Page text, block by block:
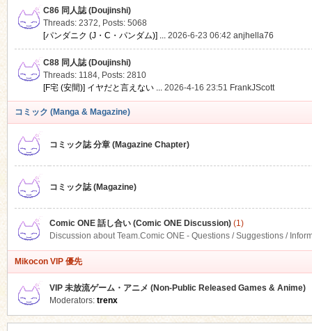
C86 同人誌 (Doujinshi)
Threads: 2372, Posts: 5068
[パンダニク (J・C・パンダム)] ... 2026-6-23 06:42 anjhella76
C88 同人誌 (Doujinshi)
Threads: 1184, Posts: 2810
[F宅 (安間)] イヤだと言えない ... 2026-4-16 23:51 FrankJScott
コミック (Manga & Magazine)
コミック誌 分章 (Magazine Chapter)
コミック誌 (Magazine)
Comic ONE 話し合い (Comic ONE Discussion)(1)
Discussion about Team.Comic ONE - Questions / Suggestions /
Mikocon VIP 優先
VIP 未放流ゲーム・アニメ (Non-Public Released Games & Anime)
Moderators: trenx